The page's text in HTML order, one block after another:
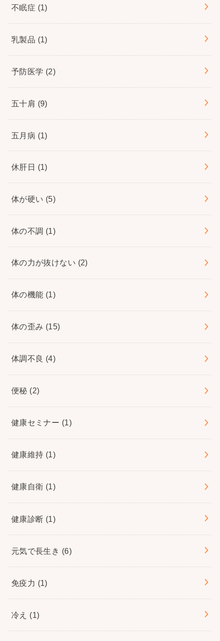
不眠症 (1)
乳製品 (1)
予防医学 (2)
五十肩 (9)
五月病 (1)
休肝日 (1)
体が硬い (5)
体の不調 (1)
体の力が抜けない (2)
体の機能 (1)
体の歪み (15)
体調不良 (4)
便秘 (2)
健康セミナー (1)
健康維持 (1)
健康自衛 (1)
健康診断 (1)
元気で長生き (6)
免疫力 (1)
冷え (1)